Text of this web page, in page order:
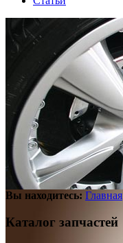
Вы находитесь: Главная
Каталог запчастей